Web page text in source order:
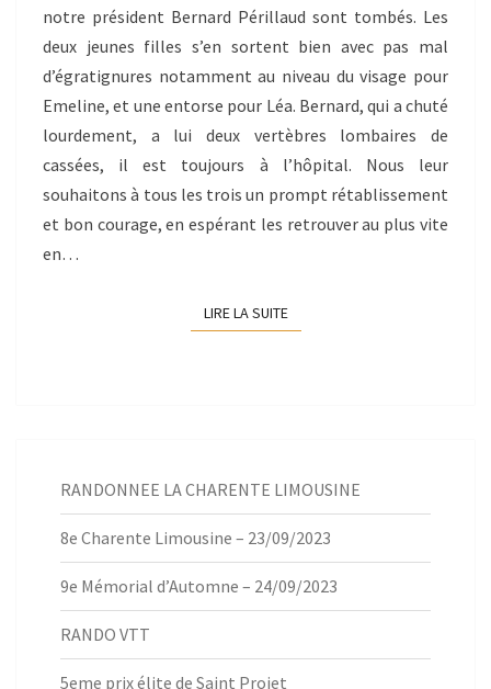
notre président Bernard Périllaud sont tombés. Les
deux jeunes filles s’en sortent bien avec pas mal
d’égratignures notamment au niveau du visage pour
Emeline, et une entorse pour Léa. Bernard, qui a chuté
lourdement, a lui deux vertèbres lombaires de
cassées, il est toujours à l’hôpital. Nous leur
souhaitons à tous les trois un prompt rétablissement
et bon courage, en espérant les retrouver au plus vite
en…
LIRE LA SUITELIRE LA SUITE
RANDONNEE LA CHARENTE LIMOUSINE
8e Charente Limousine – 23/09/2023
9e Mémorial d’Automne – 24/09/2023
RANDO VTT
5eme prix élite de Saint Projet